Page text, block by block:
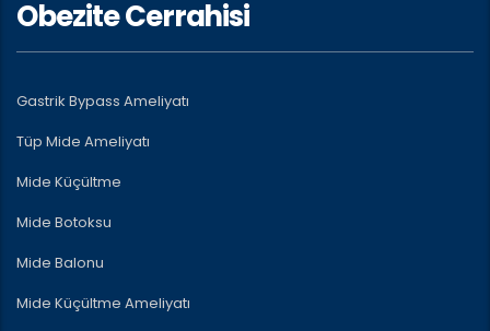
Obezite Cerrahisi
Gastrik Bypass Ameliyatı
Tüp Mide Ameliyatı
Mide Küçültme
Mide Botoksu
Mide Balonu
Mide Küçültme Ameliyatı